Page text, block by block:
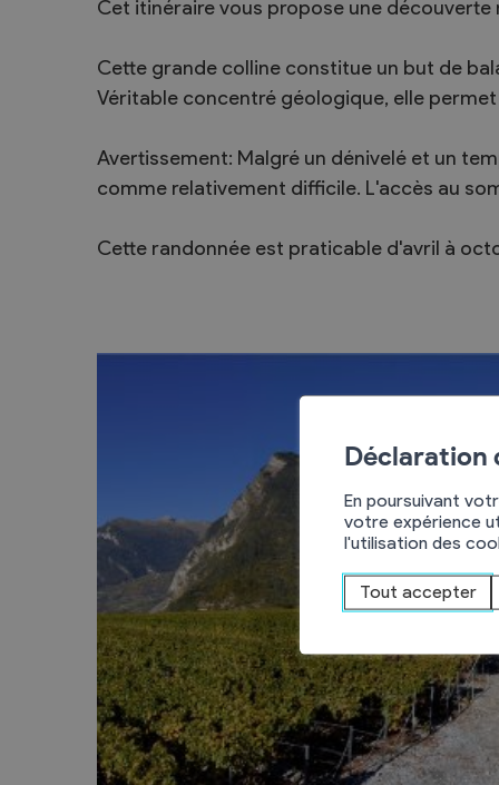
Contacts utiles
Agent communal AVS
Assemblée bourgeoisiale
Cet itinéraire vous propose une
Cette grande colline constitue un but de
Véritable concentré géologique, elle
Avertissement: Malgré un dénivelé et un
comme relativement difficile. L'accès au
Cette randonnée est praticable d'avril à
Déclaration
En poursuivant
votre expérience
l'utilisation des
Tout accepter